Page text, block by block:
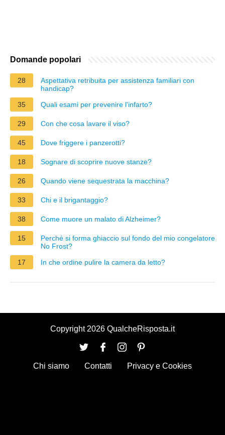
Domande popolari
28
Aspettativa retribuita per assistenza familiari con
handicap?
35
Quali esami per prevenire l'infarto?
29 Con che cosa lavare il viso?
45 Dove friggere i panzerotti?
18 Sognare di scoprire nuove stanze?
26 Quando viene sequestrata la macchina?
33 Chi e il brigantaggio?
38 Come muore un malato di Alzheimer?
15
Perché si forma ghiaccio sul fondo del mio congelatore
No Frost?
17
In che ordine pulire la camera da letto?
Copyright 2026 QualcheRisposta.it
Chi siamo Contatti Privacy e Cookies